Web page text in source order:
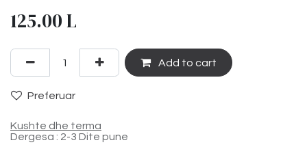
125.00L
Add to cart
Preferuar
Kushte dhe terma
Dergesa : 2-3 Dite pune